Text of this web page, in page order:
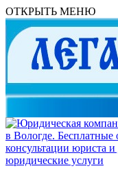
ОТКРЫТЬ МЕНЮ